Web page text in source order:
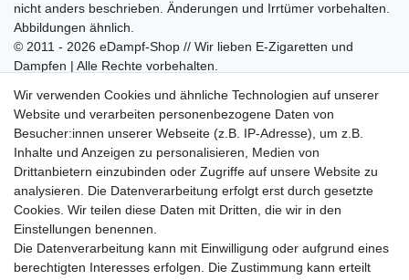
nicht anders beschrieben. Änderungen und Irrtümer vorbehalten.
Abbildungen ähnlich.
© 2011 - 2026 eDampf-Shop // Wir lieben E-Zigaretten und
Dampfen | Alle Rechte vorbehalten.
mit vielen spannenden Artikeln.
Bitte entschuldigen Sie, wenn wir telefonisch wegen hoher
betrieblicher Auslastung nicht erreichbar sein sollten.
Schreiben Sie uns gerne eine E-Mail mit Ihrer Telefonnummer
und der Bitte um Rückruf.
Wir rufen Sie schnellstmöglich zurück.
Wir versenden in die folgenden Länder
Wir verwenden Cookies und ähnliche Technologien auf unserer
Website und verarbeiten personenbezogene Daten von
Besucher:innen unserer Webseite (z.B. IP-Adresse), um z.B.
Inhalte und Anzeigen zu personalisieren, Medien von
Drittanbietern einzubinden oder Zugriffe auf unsere Website zu
analysieren. Die Datenverarbeitung erfolgt erst durch gesetzte
Cookies. Wir teilen diese Daten mit Dritten, die wir in den
Einstellungen benennen.
Die Datenverarbeitung kann mit Einwilligung oder aufgrund eines
berechtigten Interesses erfolgen. Die Zustimmung kann erteilt